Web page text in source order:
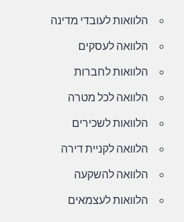
הלוואות לעובדי מדינה
הלוואה לעסקים
הלוואות לחברות
הלוואה לכל מטרה
הלוואות לשכירים
הלוואה לקניית דירה
הלוואה להשקעה
הלוואות לעצמאים